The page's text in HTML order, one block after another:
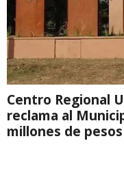
Centro Regional
reclama al
millones de pesos